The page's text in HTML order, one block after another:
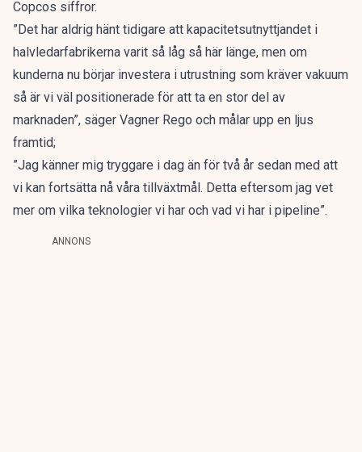
Copcos siffror.
”Det har aldrig hänt tidigare att kapacitetsutnyttjandet i
halvledarfabrikerna varit så låg så här länge, men om
kunderna nu börjar investera i utrustning som kräver vakuum
så är vi väl positionerade för att ta en stor del av
marknaden”, säger Vagner Rego och målar upp en ljus
framtid;
”Jag känner mig tryggare i dag än för två år sedan med att
vi kan fortsätta nå våra tillväxtmål. Detta eftersom jag vet
mer om vilka teknologier vi har och vad vi har i pipeline”.
ANNONS